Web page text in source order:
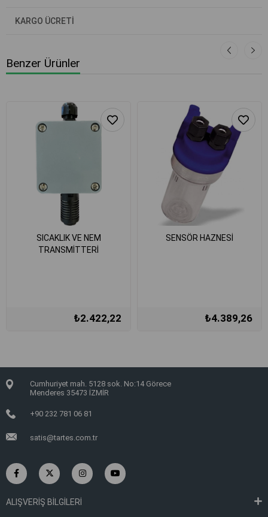
KARGO ÜCRETİ
Benzer Ürünler
SICAKLIK VE NEM
TRANSMİTTERİ
₺2.422,22
SENSÖR HAZNESİ
₺4.389,26
Cumhuriyet mah. 5128 sok. No:14 Görece
Menderes 35473 İZMİR
+90 232 781 06 81
satis@tartes.com.tr
ALIŞVERİŞ BİLGİLERİ